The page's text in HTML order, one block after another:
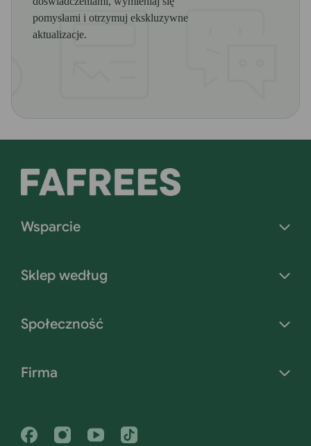
pomysłami i otrzymuj ekskluzywne
aktualizacje.
Wsparcie
Sklep według
Społeczność
Firma
FacebookInstagramYouTubeTiktok